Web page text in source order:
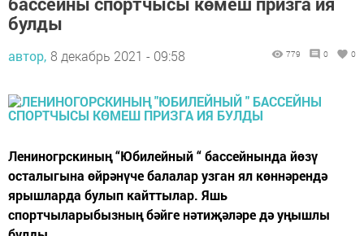
булды
автор, 8 декабрь 2021 - 09:58 779 0 0
Лениногрскиның “Юбилейный “ бассейнында йөзү
осталыгына өйрәнүче балалар узган ял көннәрендә
ярышларда булып кайттылар. Яшь
спортчыларыбызның бәйге нәтиҗәләре дә уңышлы